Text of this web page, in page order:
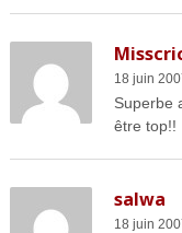
18 juin
Superbe
être top!!
salwa
18 juin